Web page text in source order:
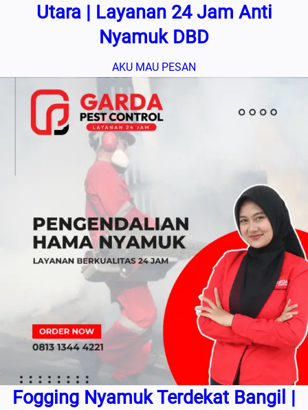
Utara | Layanan 24 Jam Anti
Nyamuk DBD
AKU MAU PESAN
Fogging Nyamuk Terdekat Bangil |